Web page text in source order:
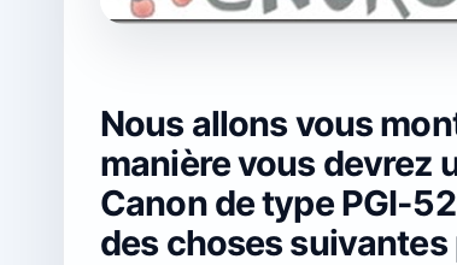
Nous allons vous
manière vous devrez
Canon de type PGI-
des choses suivantes